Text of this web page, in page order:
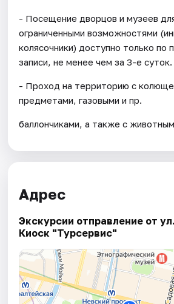
- Посещение дворцов и музеев
ограниченными возможностями
колясочники) доступно только по
записи, не менее чем за 3-е суток.
- Проход на территорию с
предметами, газовыми и пр.
баллончиками, а также с
Адрес
Экскурсии отправление от
Киоск "Турсервис"